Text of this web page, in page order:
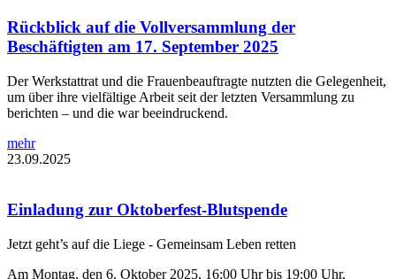
Rückblick auf die Vollversammlung der
Beschäftigten am 17. September 2025
Der Werkstattrat und die Frauenbeauftragte nutzten die Gelegenheit,
um über ihre vielfältige Arbeit seit der letzten Versammlung zu
berichten – und die war beeindruckend.
mehr
23.09.2025
Einladung zur Oktoberfest-Blutspende
Jetzt geht’s auf die Liege - Gemeinsam Leben retten
Am Montag, den 6. Oktober 2025, 16:00 Uhr bis 19:00 Uhr,